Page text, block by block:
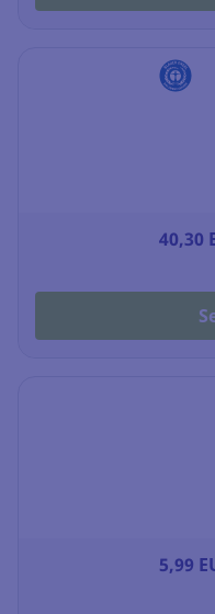
40,30
5,99